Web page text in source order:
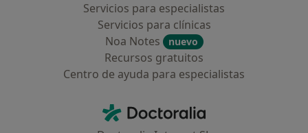
Servicios para especialistas
Servicios para clínicas
Noa Notes
nuevo
Recursos gratuitos
Centro de ayuda para especialistas
Doctoralia - Página de inicio